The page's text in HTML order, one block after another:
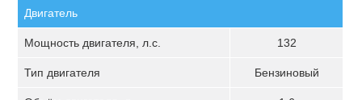
Двигатель
Мощность двигателя, л.с. 132
Тип двигателя Бензиновый